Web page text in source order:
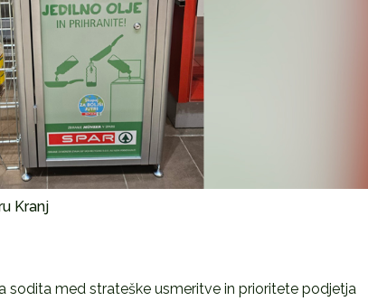
Kranj
med strateške usmeritve in prioritete podjetja